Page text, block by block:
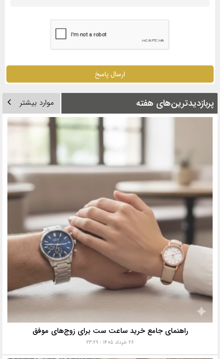
ارسال پاسخ
پربازدیدترین‌های هفته موارد بیشتر
راهنمای جامع خرید ساعت ست برای زوج‌های موفق
۲۶ خرداد ۱۴۰۵ - ۲۳:۲۹